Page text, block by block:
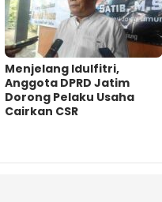
Menjelang Idulfitri,
Anggota DPRD Jatim
Dorong Pelaku Usaha
Cairkan CSR